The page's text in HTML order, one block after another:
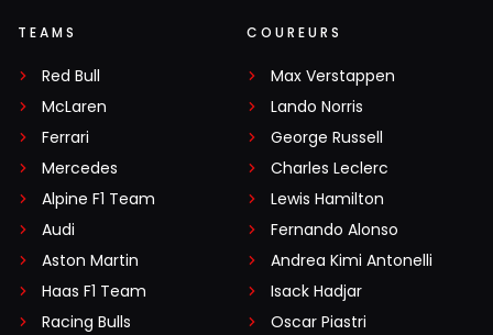
TEAMS
Red Bull
McLaren
Ferrari
Mercedes
Alpine F1 Team
Audi
Aston Martin
Haas F1 Team
Racing Bulls
COUREURS
Max Verstappen
Lando Norris
George Russell
Charles Leclerc
Lewis Hamilton
Fernando Alonso
Andrea Kimi Antonelli
Isack Hadjar
Oscar Piastri